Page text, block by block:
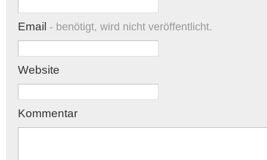
Email - benötigt, wird nicht veröffentlicht.
Website
Kommentar